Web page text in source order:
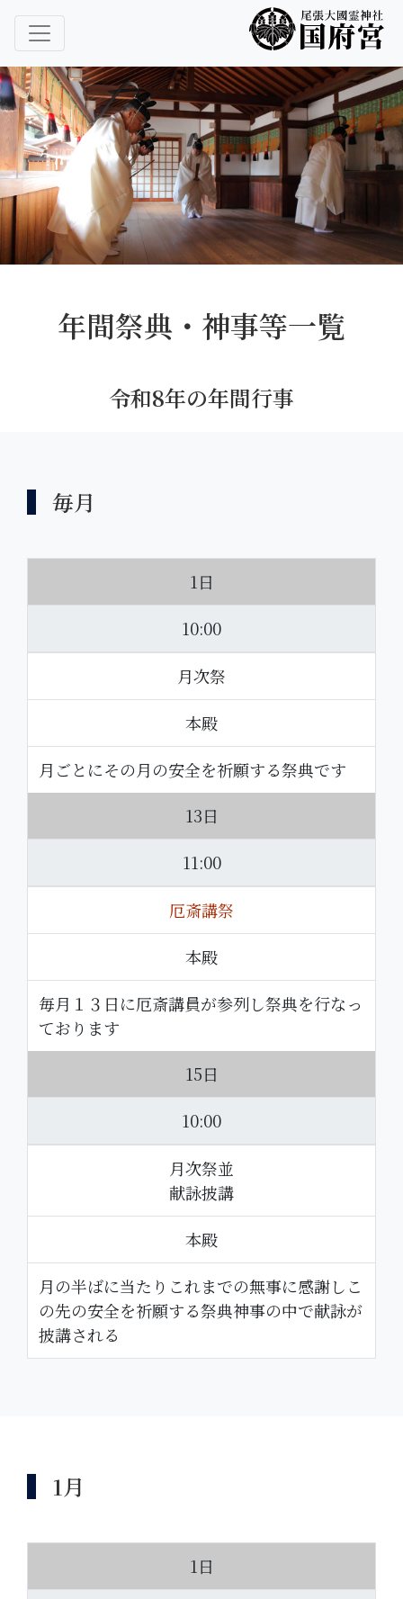
尾張大國霊神社 国府宮
尾張大國霊神社 国府宮｜ご祈祷 はだか祭
年間祭典・神事等一覧
令和8年の年間行事
毎月
1日
10:00
月次祭
本殿
月ごとにその月の安全を祈願する祭典です
13日
11:00
厄斎講祭
本殿
毎月１３日に厄斎講員が参列し祭典を行なっ
ております
15日
10:00
月次祭並
献詠披講
本殿
月の半ばに当たりこれまでの無事に感謝しこ
の先の安全を祈願する祭典神事の中で献詠が
披講される
1月
1日